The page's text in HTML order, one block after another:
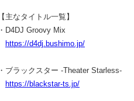
【主なタイトル一覧】
・D4DJ Groovy Mix
https://d4dj.bushimo.jp/
・ブラックスター -Theater Starless-
https://blackstar-ts.jp/